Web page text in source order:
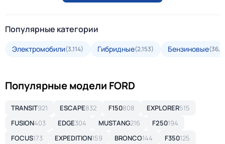
Популярные категории
Электромобили(3,114) Гибридные(2,153) Бензиновые
Популярные модели FORD
TRANSIT921 ESCAPE832 F150808 EXPLORER515
FUSION403 EDGE304 MUSTANG216 F250194
FOCUS173 EXPEDITION159 BRONCO144 F350125